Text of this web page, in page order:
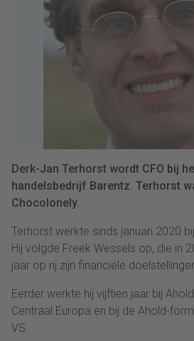
Derk-Jan Terhorst wordt CFO bij
handelsbedrijf Barentz. Terhorst
Chocolonely.
Terhorst werkte sinds januari 2020
Hij volgde Freek Wessels op, die in
jaar op rij zijn financiële
Eerder werkte hij vijftien jaar bij
Centraal Europa en bij de Ahold-
VS.